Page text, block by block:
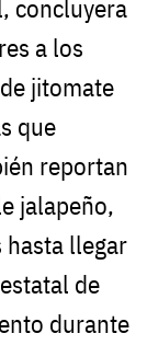
concluyera
a los
jitomate
que
reportan
jalapeño,
hasta llegar
de
durante